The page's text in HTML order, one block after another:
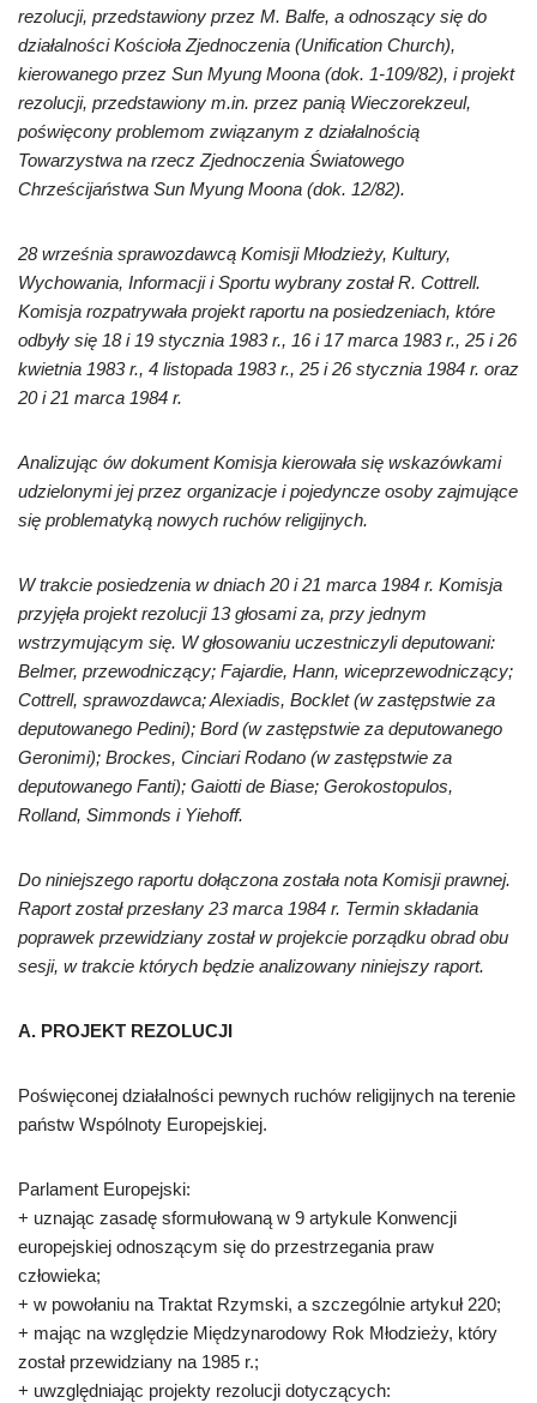
rezolucji, przedstawiony przez M. Balfe, a odnoszący się do
działalności Kościoła Zjednoczenia (Unification Church),
kierowanego przez Sun Myung Moona (dok. 1-109/82), i projekt
rezolucji, przedstawiony m.in. przez panią Wieczorekzeul,
poświęcony problemom związanym z działalnością
Towarzystwa na rzecz Zjednoczenia Światowego
Chrześcijaństwa Sun Myung Moona (dok. 12/82).
28 września sprawozdawcą Komisji Młodzieży, Kultury,
Wychowania, Informacji i Sportu wybrany został R. Cottrell.
Komisja rozpatrywała projekt raportu na posiedzeniach, które
odbyły się 18 i 19 stycznia 1983 r., 16 i 17 marca 1983 r., 25 i 26
kwietnia 1983 r., 4 listopada 1983 r., 25 i 26 stycznia 1984 r. oraz
20 i 21 marca 1984 r.
Analizując ów dokument Komisja kierowała się wskazówkami
udzielonymi jej przez organizacje i pojedyncze osoby zajmujące
się problematyką nowych ruchów religijnych.
W trakcie posiedzenia w dniach 20 i 21 marca 1984 r. Komisja
przyjęła projekt rezolucji 13 głosami za, przy jednym
wstrzymującym się. W głosowaniu uczestniczyli deputowani:
Belmer, przewodniczący; Fajardie, Hann, wiceprzewodniczący;
Cottrell, sprawozdawca; Alexiadis, Bocklet (w zastępstwie za
deputowanego Pedini); Bord (w zastępstwie za deputowanego
Geronimi); Brockes, Cinciari Rodano (w zastępstwie za
deputowanego Fanti); Gaiotti de Biase; Gerokostopulos,
Rolland, Simmonds i Yiehoff.
Do niniejszego raportu dołączona została nota Komisji prawnej.
Raport został przesłany 23 marca 1984 r. Termin składania
poprawek przewidziany został w projekcie porządku obrad obu
sesji, w trakcie których będzie analizowany niniejszy raport.
A. PROJEKT REZOLUCJI
Poświęconej działalności pewnych ruchów religijnych na terenie
państw Wspólnoty Europejskiej.
Parlament Europejski:
+ uznając zasadę sformułowaną w 9 artykule Konwencji
europejskiej odnoszącym się do przestrzegania praw
człowieka;
+ w powołaniu na Traktat Rzymski, a szczególnie artykuł 220;
+ mając na względzie Międzynarodowy Rok Młodzieży, który
został przewidziany na 1985 r.;
+ uwzględniając projekty rezolucji dotyczących: